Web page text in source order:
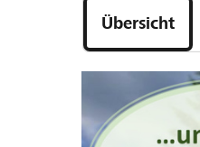
Übersicht